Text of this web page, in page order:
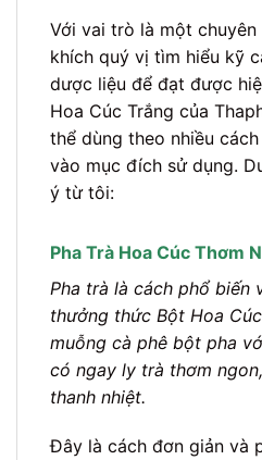
Với vai trò là một
khích quý vị tìm hiểu kỹ
dược liệu để đạt được
Hoa Cúc Trắng của
thể dùng theo nhiều
vào mục đích sử dụng.
ý từ tôi:
Pha Trà Hoa Cúc Thơm
Pha trà là cách phổ biến
thưởng thức Bột Hoa
muỗng cà phê bột pha
có ngay ly trà thơm
thanh nhiệt.
Đây là cách đơn giản và